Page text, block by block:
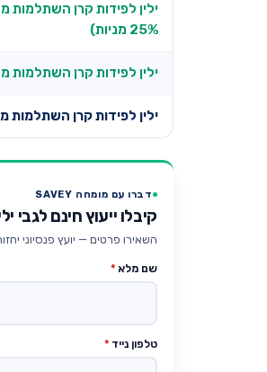
ילין לפידות קרן השתלמות
25% מניות)
ילין לפידות קרן השתלמות
ילין לפידות קרן השתלמות
דברו עם מומחה SAVEY
קיבלו ייעוץ חינם
השאירו פרטים — יועץ פנסיוני יחזור
שם מלא *
טלפון נייד *